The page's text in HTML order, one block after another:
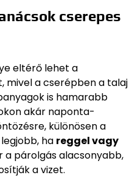
cserepes
eltérő lehet a
mivel a cserépben a talaj
is hamarabb
akár naponta-
különösen a
ha reggel vagy
a párolgás alacsonyabb,
a vizet.